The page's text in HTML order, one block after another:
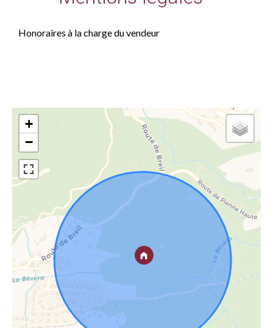
Honoraires à la charge du vendeur
+
−